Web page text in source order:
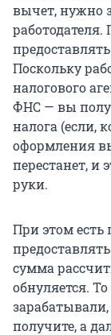
вычет, нужно
работодателя.
Поскольку
налогового
ФНС — вы
налога (если,
оформления
перестанет, и
руки.
При этом есть
сумма
обнуляется.
получите, а